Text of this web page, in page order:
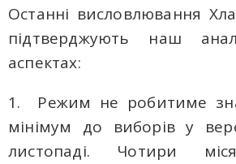
Останні висловлювання
підтверджують наш
аспектах:
1. Режим не робитиме
мінімум до виборів у
листопаді. Чотири